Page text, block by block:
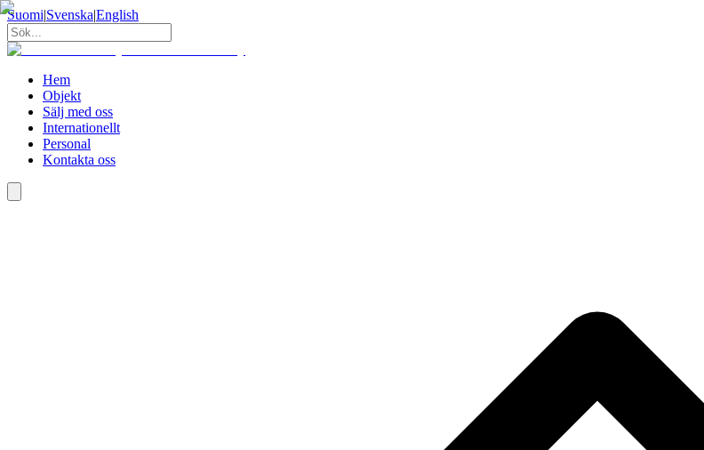
Suomi|Svenska|English
Hem
Objekt
Sälj med oss
Internationellt
Personal
Kontakta oss